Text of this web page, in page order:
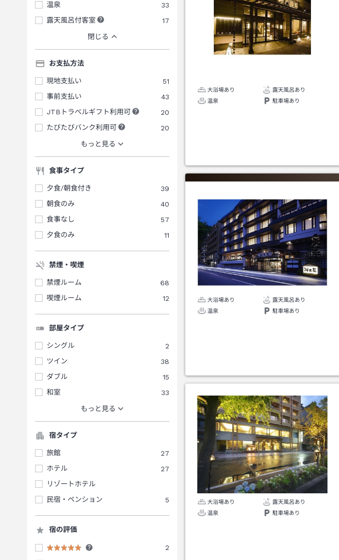
温泉
33
露天風呂付客室
17
閉じる
お支払方法
現地支払い
51
事前支払い
43
JTBトラベルギフト利用可
20
たびたびバンク利用可
20
もっと見る
食事タイプ
夕食/朝食付き
39
朝食のみ
40
食事なし
57
夕食のみ
11
禁煙・喫煙
禁煙ルーム
68
喫煙ルーム
12
部屋タイプ
シングル
2
ツイン
38
ダブル
15
和室
33
もっと見る
宿タイプ
旅館
27
ホテル
27
リゾートホテル
民宿・ペンション
5
宿の評価
2
大浴場あり
露天風呂あり
温泉
駐車場あり
大浴場あり
露天風呂あり
温泉
駐車場あり
大浴場あり
露天風呂あり
温泉
駐車場あり